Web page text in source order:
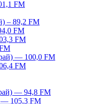
FM
– 89,2 FM
FM
FM
— 100,0 FM
FM
— 94,8 FM
— 105,3 FM